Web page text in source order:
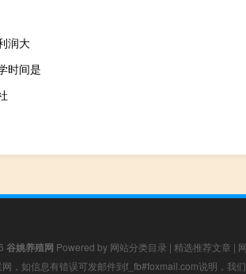
润大
时间是
谷姚养殖网 Powered by 网站分类目录 | 精选推荐文章 |
，如信息有错误可发邮件到f_fb#foxmail.com说明，我